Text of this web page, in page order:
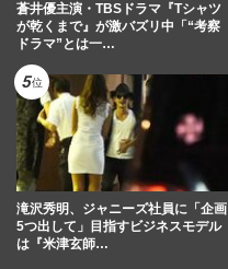
蒼井優主演・TBSドラマ『Tシャツ
が乾くまで』が激バズリ中「“考察
ドラマ”とは一…
滝沢秀明、ジャニーズ社員に「企画
5つ出して」目指すビジネスモデル
は『米津玄師…